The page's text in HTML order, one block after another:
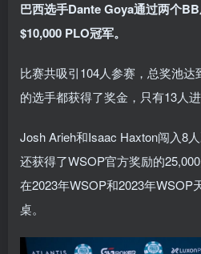
巴西选手Dante Goya通过两个
$10,000 PLO冠军。
比赛共吸引104人参赛，总奖池达
的选手都获得了奖金，只有13人
Josh Arieh和Isaac Haxton闯入8
还获得了WSOP官方奖励的
在2023年WSOP和2023年WSOP
桌。